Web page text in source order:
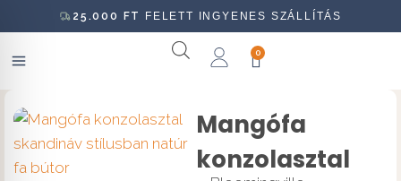
25.000 FT FELETT INGYENES SZÁLLÍTÁS
0
Mangófa
konzolasztal